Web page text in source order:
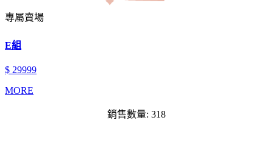
專屬賣場
E組
$ 29999
MORE
銷售數量: 318